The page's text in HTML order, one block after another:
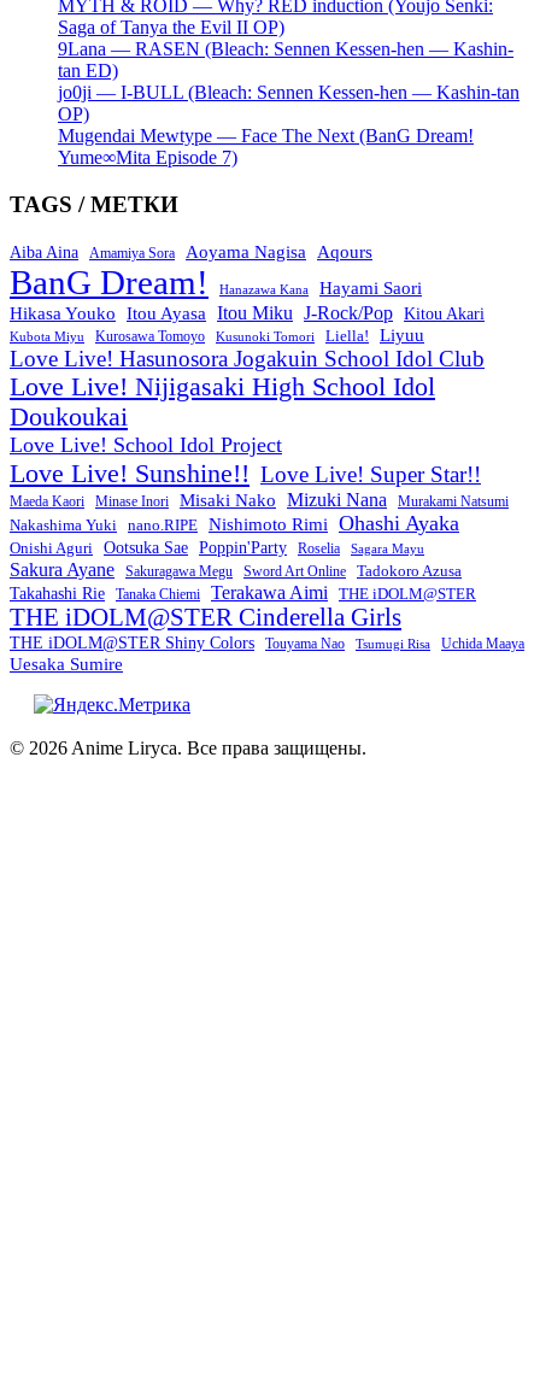
MYTH & ROID — Why? RED induction (Youjo Senki:
Saga of Tanya the Evil II OP)
9Lana — RASEN (Bleach: Sennen Kessen-hen — Kashin-
tan ED)
jo0ji — I-BULL (Bleach: Sennen Kessen-hen — Kashin-tan
OP)
Mugendai Mewtype — Face The Next (BanG Dream!
Yume∞Mita Episode 7)
TAGS / МЕТКИ
Aiba Aina Amamiya Sora Aoyama Nagisa Aqours
BanG Dream! Hanazawa Kana
Hayami Saori
Hikasa Youko
Itou Ayasa Itou Miku J-Rock/Pop Kitou Akari
Kubota Miyu Kurosawa Tomoyo Kusunoki Tomori Liella! Liyuu
Love Live! Hasunosora Jogakuin School Idol Club
Love Live! Nijigasaki High School Idol
Doukoukai
Love Live! School Idol Project
Love Live! Sunshine!! Love Live! Super Star!!
Maeda Kaori Minase Inori Misaki Nako Mizuki Nana Murakami Natsumi
Nakashima Yuki nano.RIPE Nishimoto Rimi Ohashi Ayaka
Onishi Aguri Ootsuka Sae Poppin'Party Roselia Sagara Mayu
Sakura Ayane Sakuragawa Megu Sword Art Online Tadokoro Azusa
Takahashi Rie Tanaka Chiemi Terakawa Aimi THE iDOLM@STER
THE iDOLM@STER Cinderella Girls
THE iDOLM@STER Shiny Colors Touyama Nao Tsumugi Risa Uchida Maaya
Uesaka Sumire
© 2026 Anime Liryca. Все права защищены.